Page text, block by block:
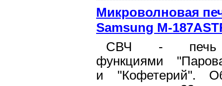
Микроволновая
Samsung M-
СВЧ -
функциями
и "Кофетерий".